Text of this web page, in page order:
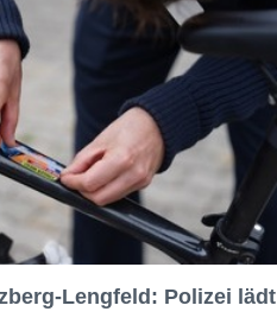
Lengfeld: Polizei lädt